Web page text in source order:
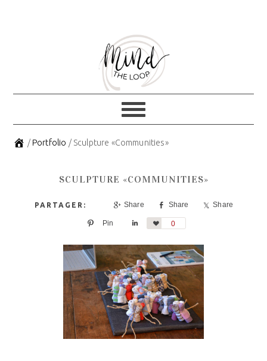
/ Portfolio /Sculpture «Communities»
SCULPTURE «COMMUNITIES»
Share Share Share
Pin Share 0
Love